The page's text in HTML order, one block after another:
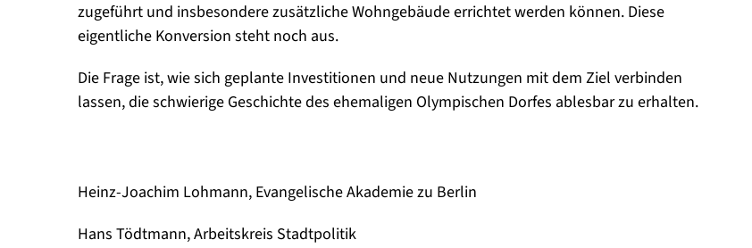
zugeführt und insbesondere zusätzliche Wohngebäude errichtet werden können. Diese
eigentliche Konversion steht noch aus.
Die Frage ist, wie sich geplante Investitionen und neue Nutzungen mit dem Ziel verbinden
lassen, die schwierige Geschichte des ehemaligen Olympischen Dorfes ablesbar zu erhalten.
Heinz-Joachim Lohmann, Evangelische Akademie zu Berlin
Hans Tödtmann, Arbeitskreis Stadtpolitik